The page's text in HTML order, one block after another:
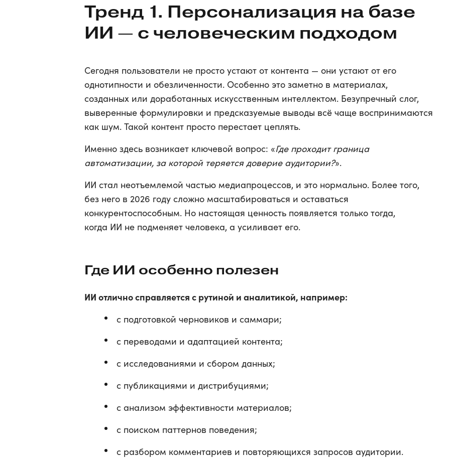
Тренд 1. Персонализация на базе
ИИ — с человеческим подходом
Сегодня пользователи не просто устают от контента — они устают от его
однотипности и обезличенности. Особенно это заметно в материалах,
созданных или доработанных искусственным интеллектом. Безупречный слог,
выверенные формулировки и предсказуемые выводы всё чаще воспринимаются
как шум. Такой контент просто перестает цеплять.
Именно здесь возникает ключевой вопрос: «Где проходит граница
автоматизации, за которой теряется доверие аудитории?».
ИИ стал неотъемлемой частью медиапроцессов, и это нормально. Более того,
без него в 2026 году сложно масштабироваться и оставаться
конкурентоспособным. Но настоящая ценность появляется только тогда,
когда ИИ не подменяет человека, а усиливает его.
Где ИИ особенно полезен
ИИ отлично справляется с рутиной и аналитикой, например:
с подготовкой черновиков и саммари;
с переводами и адаптацией контента;
с исследованиями и сбором данных;
с публикациями и дистрибуциями;
с анализом эффективности материалов;
с поиском паттернов поведения;
с разбором комментариев и повторяющихся запросов аудитории.